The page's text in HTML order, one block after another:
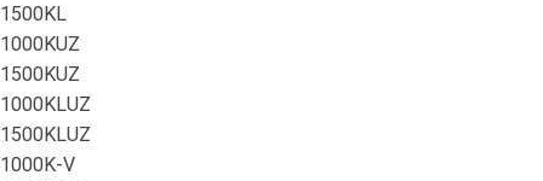
1500KL
1000KUZ
1500KUZ
1000KLUZ
1500KLUZ
1000K-V